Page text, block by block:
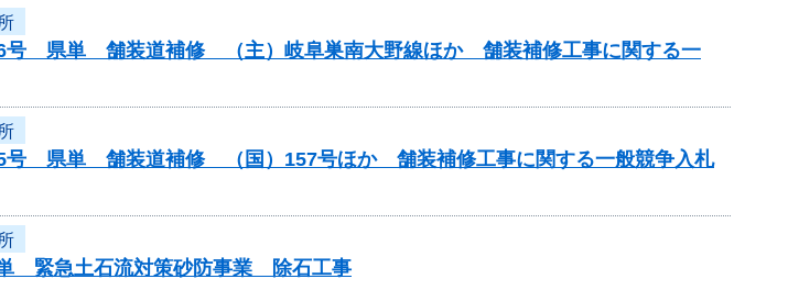
-6号 県単 舗装道補修 （主）岐阜巣南大野線ほか 舗装補修工事に関する一
-5号 県単 舗装道補修 （国）157号ほか 舗装補修工事に関する一般競争入札
緊急土石流対策砂防事業 除石工事